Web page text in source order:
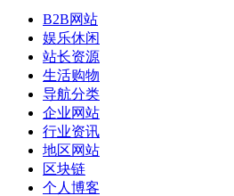
B2B网站
娱乐休闲
站长资源
生活购物
导航分类
企业网站
行业资讯
地区网站
区块链
个人博客